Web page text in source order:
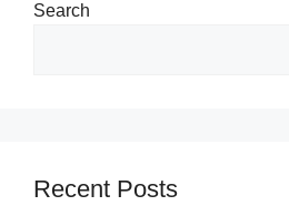
Search
Recent Posts